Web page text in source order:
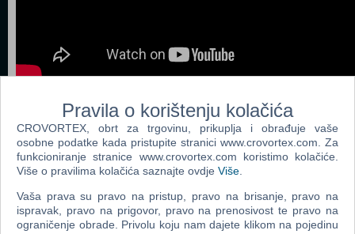
Popularno
Nintendo Classic Mini Super Nintendo Enter. System
(SNES) (N)
Mitsumi FQ Keyboard Ergonomic KSX-2
PlayStation VR
Pravila o korištenju kolačića
CROVORTEX, obrt za trgovinu, prikuplja i obrađuje vaše
osobne podatke kada pristupite stranici www.crovortex.com. Za
funkcioniranje stranice www.crovortex.com koristimo kolačiće.
Više o pravilima kolačića saznajte ovdje Više
Vaša prava su pravo na pristup, pravo na brisanje, pravo na
ispravak, pravo na prigovor, pravo na prenosivost te pravo na
ograničenje obrade. Privolu koju nam dajete klikom na pojedinu